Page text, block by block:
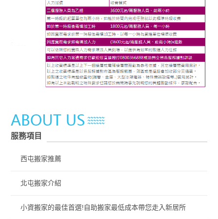
服務項目
西屯搬家推薦
北屯搬家介紹
小資搬家的最佳首選!自助搬家最低成本帶您走入新居所